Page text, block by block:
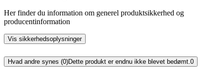
Her finder du information om generel produktsikkerhed og
producentinformation
Vis sikkerhedsoplysninger
Hvad andre synes (0)Dette produkt er endnu ikke blevet bedømt. 0